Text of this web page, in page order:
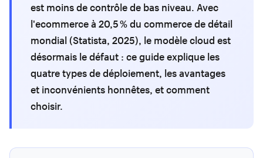
est moins de contrôle de bas niveau. Avec
l'ecommerce à 20,5 % du commerce de détail
mondial (Statista, 2025), le modèle cloud est
désormais le défaut : ce guide explique les
quatre types de déploiement, les avantages
et inconvénients honnêtes, et comment
choisir.